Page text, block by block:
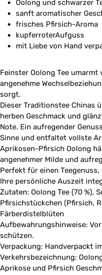
Oolong und schwarzer
sanft aromatischer
frisches Pfirsich-Aroma
kupferroterAufguss
mit Liebe von Hand
Feinster Oolong Tee
angenehme
sorgt.
Dieser Traditionstee Chinas
herben Geschmack und
Note. Ein aufregender
Sinne und entfaltet vollste
Aprikosen-Pfirsich Oolong
angenehmer Milde und
Perfekt für einen
Ihre persönliche Auszeit
Zutaten: Oolong Tee (70 %),
Pfirsichstückchen (Pfirsich,
Färberdistelblüten
Aufbewahrungshinweise:
schützen.
Verpackung: Handverpackt
Verkehrsbezeichnung:
Aprikose und Pfirsich